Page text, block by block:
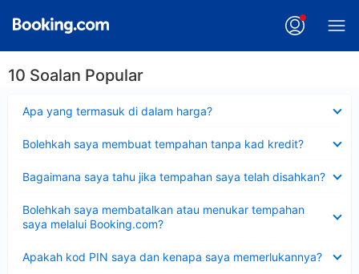
10 Soalan Popular
Apa yang termasuk di dalam harga?
Bolehkah saya membuat tempahan tanpa kad kredit?
Bagaimana saya tahu jika tempahan saya telah disahkan?
Bolehkah saya membatalkan atau menukar tempahan
saya melalui Booking.com?
Apakah kod PIN saya dan kenapa saya memerlukannya?